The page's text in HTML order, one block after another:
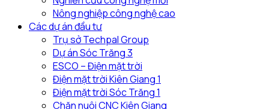
Nông nghiệp công nghệ cao
Các dự án đầu tư
Trụ sở Techpal Group
Dự án Sóc Trăng 3
ESCO – Điện mặt trời
Điện mặt trời Kiên Giang 1
Điện mặt trời Sóc Trăng 1
Chăn nuôi CNC Kiên Giang